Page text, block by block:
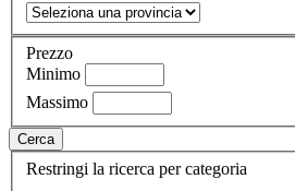
Prezzo
Minimo
Massimo
Cerca
Restringi la ricerca per categoria